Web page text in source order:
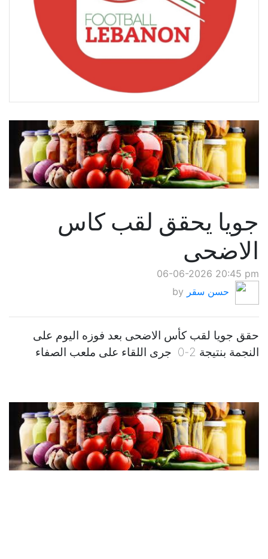
جويا يحقق لقب كاس
الاضحى
06-06-2026 20:45 pm
by حسن سقر
حقق جويا لقب كأس الاضحى بعد فوزه اليوم على
النجمة بنتيجة 2-0 جرى اللقاء على ملعب الصفاء